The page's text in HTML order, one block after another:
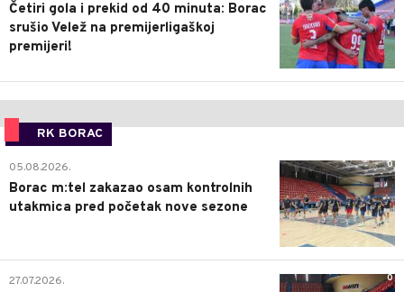
Četiri gola i prekid od 40 minuta: Borac
srušio Velež na premijerligaškoj
premijeri!
RK BORAC
0
05.08.2026.
Borac m:tel zakazao osam kontrolnih
utakmica pred početak nove sezone
0
27.07.2026.